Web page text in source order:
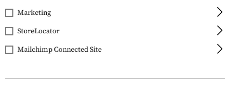
Marketing
StoreLocator
Mailchimp Connected Site